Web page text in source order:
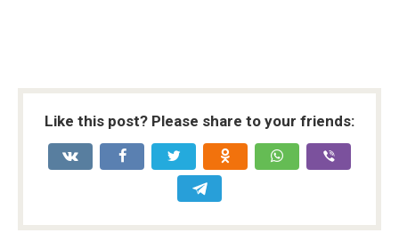
Like this post? Please share to your friends: